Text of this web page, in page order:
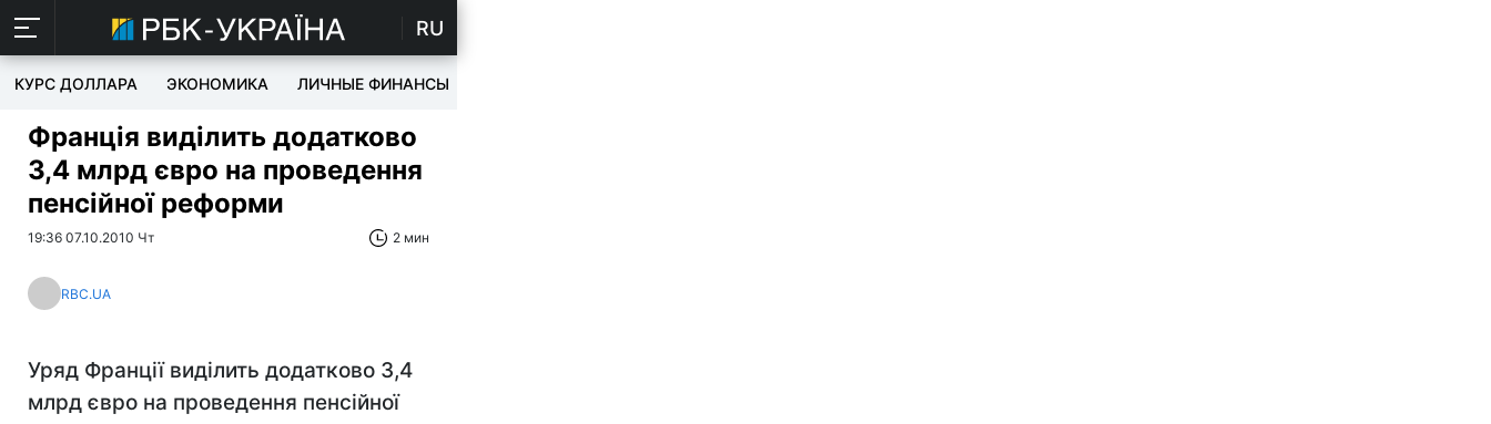
RU
КУРС ДОЛЛАРА ЭКОНОМИКА ЛИЧНЫЕ ФИНАНСЫ
Франція виділить додатково
3,4 млрд євро на проведення
пенсійної реформи
19:36 07.10.2010 Чт 2 мин
RBC.UA
Уряд Франції виділить додатково 3,4
млрд євро на проведення пенсійної